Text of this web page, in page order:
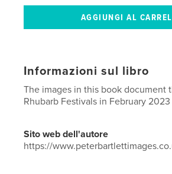
Informazioni sul libro
The images in this book document
Rhubarb Festivals in February
Sito web dell'autore
https://